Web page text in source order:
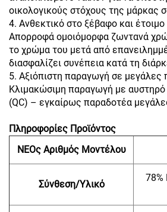
οικολογικούς στόχους της μάρκας
4. Ανθεκτικό στο ξέβαφο και έτοιμο
Απορροφά ομοιόμορφα ζωντανά
το χρώμα του μετά από
διασφαλίζει συνέπεια κατά τη
5. Αξιόπιστη παραγωγή σε μεγάλες
Κλιμακώσιμη παραγωγή με αυστηρό
(QC) – εγκαίρως παραδοτέα
Πληροφορίες Προϊόντος
ΝΕΟς Αριθμός Μοντέλου
Σύνθεση/Υλικό
78%